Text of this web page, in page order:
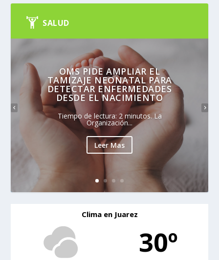
SALUD
OMS PIDE AMPLIAR EL
TAMIZAJE NEONATAL PARA
DETECTAR ENFERMEDADES
DESDE EL NACIMIENTO
Tiempo de lectura: 2 minutos. La
Organización...
Leer Mas
Clima en Juarez
30º